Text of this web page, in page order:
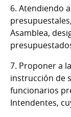
6. Atendiendo
Asamblea,
7. Proponer a
instrucción de
funcionarios
Intendentes,